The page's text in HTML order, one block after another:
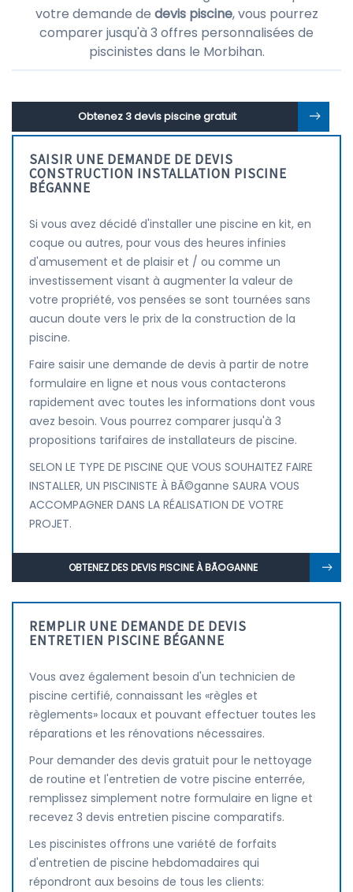
votre demande de devis piscine, vous pourrez
comparer jusqu'à 3 offres personnalisées de
piscinistes dans le Morbihan.
Obtenez 3 devis piscine gratuit
SAISIR UNE DEMANDE DE DEVIS
CONSTRUCTION INSTALLATION PISCINE
BÉGANNE
Si vous avez décidé d'installer une piscine en kit, en
coque ou autres, pour vous des heures infinies
d'amusement et de plaisir et / ou comme un
investissement visant à augmenter la valeur de
votre propriété, vos pensées se sont tournées sans
aucun doute vers le prix de la construction de la
piscine.
Faire saisir une demande de devis à partir de notre
formulaire en ligne et nous vous contacterons
rapidement avec toutes les informations dont vous
avez besoin. Vous pourrez comparer jusqu'à 3
propositions tarifaires de installateurs de piscine.
SELON LE TYPE DE PISCINE QUE VOUS SOUHAITEZ FAIRE
INSTALLER, UN PISCINISTE À BÃ©ganne SAURA VOUS
ACCOMPAGNER DANS LA RÉALISATION DE VOTRE
PROJET.
OBTENEZ DES DEVIS PISCINE À BÃ©GANNE
REMPLIR UNE DEMANDE DE DEVIS
ENTRETIEN PISCINE BÉGANNE
Vous avez également besoin d'un technicien de
piscine certifié, connaissant les «règles et
règlements» locaux et pouvant effectuer toutes les
réparations et les rénovations nécessaires.
Pour demander des devis gratuit pour le nettoyage
de routine et l'entretien de votre piscine enterrée,
remplissez simplement notre formulaire en ligne et
recevez 3 devis entretien piscine comparatifs.
Les piscinistes offrons une variété de forfaits
d'entretien de piscine hebdomadaires qui
répondront aux besoins de tous les clients: